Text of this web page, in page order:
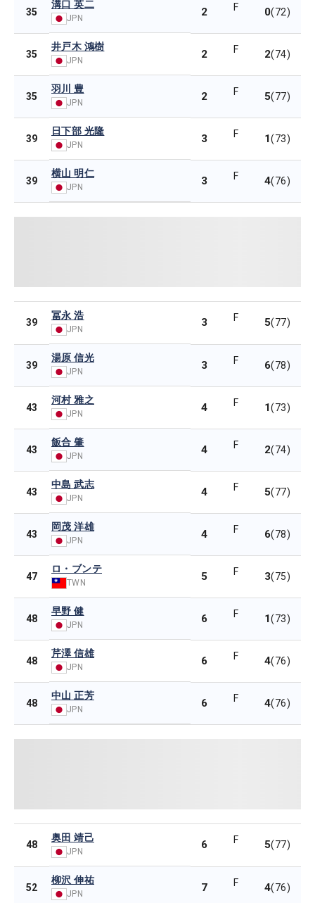
35
溝口 英二
JPN 2 F 0(72)
35
井戸木 鴻樹
JPN 2 F 2(74)
35
羽川 豊
JPN 2 F 5(77)
39
日下部 光隆
JPN 3 F 1(73)
39
横山 明仁
JPN 3 F 4(76)
39
冨永 浩
JPN
3 F 5(77)
39
湯原 信光
JPN 3 F 6(78)
43
河村 雅之
JPN 4 F 1(73)
43
飯合 肇
JPN 4 F 2(74)
43
中島 武志
JPN 4 F 5(77)
43
岡茂 洋雄
JPN 4 F 6(78)
47
ロ・ブンテ
TWN 5 F 3(75)
48
早野 健
JPN 6 F 1(73)
48
芹澤 信雄
JPN 6 F 4(76)
48
中山 正芳
JPN 6 F 4(76)
48
奥田 靖己
JPN
6 F 5(77)
52
柳沢 伸祐
JPN 7 F 4(76)